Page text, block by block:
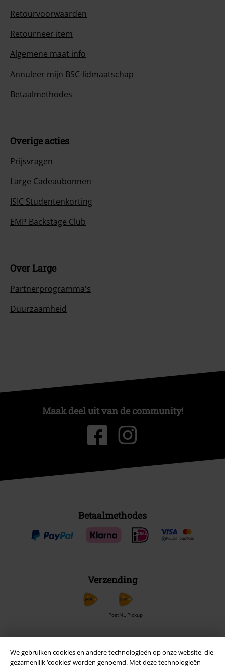
We gebruiken cookies en andere technologieën op onze website, die
gezamenlijk ‘cookies’ worden genoemd. Met deze technologieën
Retourvoorwaarden
Retourneer item
Algemene maat info
Annuleer mijn BSC-lidmaatschap
Betaalmethodes
Overige acties
Prijsvragen
Large Cadeaubonnen
ISIC Studentenkorting
EMP Backstage Club
Over Large
Partnerprogramma's
Duurzaamheid
Maak deel uit van de community!
Betaalmethodes
Verzending
PostNL Pickup
large app
Download gratis de nieuwe large app en profiteer van alle nieuwe